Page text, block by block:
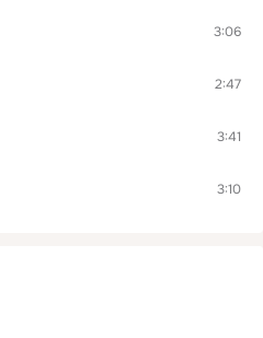
3:06
2:47
3:41
3:10